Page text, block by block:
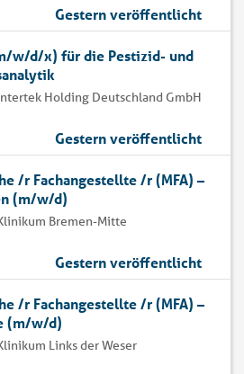
Gestern veröffentlicht
w/d/x) für die Pestizid- und
Holding Deutschland GmbH
Gestern veröffentlicht
/r Fachangestellte /r (MFA) –
(m/w/d)
Bremen-Mitte
Gestern veröffentlicht
/r Fachangestellte /r (MFA) –
(m/w/d)
Links der Weser